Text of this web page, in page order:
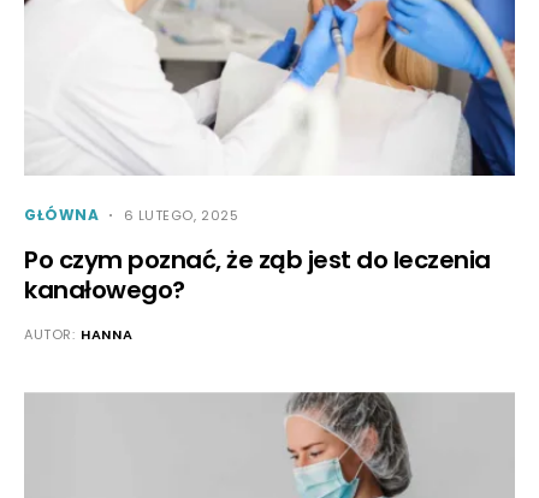
GŁÓWNA 6 LUTEGO, 2025
Po czym poznać, że ząb jest do leczenia
kanałowego?
AUTOR: HANNA